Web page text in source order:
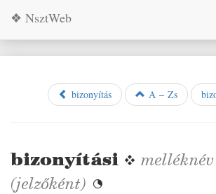
❖ NsztWeb
bizonyítás A – Zs
bizonyítási ❖ melléknév
(jelzőként) 